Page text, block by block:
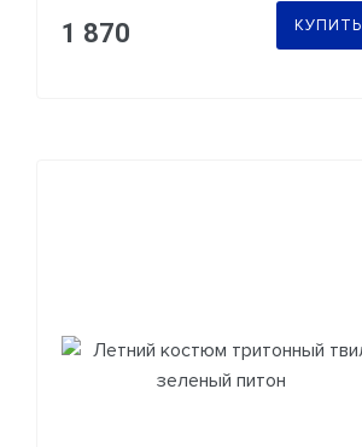
1 870 КУПИТЬ